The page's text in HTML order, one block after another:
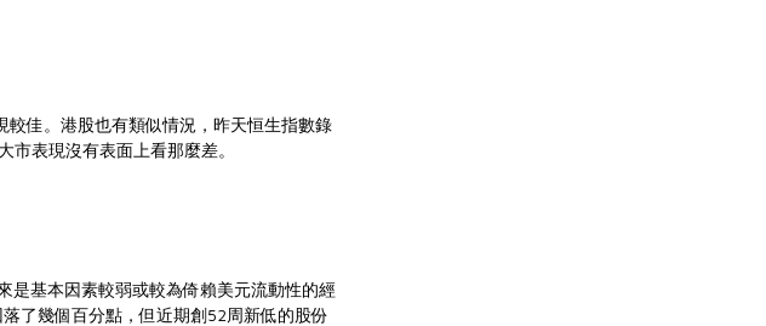
佳。港股也有類似情況，昨天恒生指數錄
表現沒有表面上看那麼差。
是基本因素較弱或較為倚賴美元流動性的經
了幾個百分點，但近期創52周新低的股份